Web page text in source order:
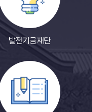
발전기금재단